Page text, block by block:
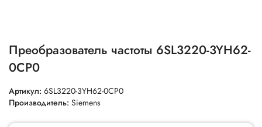
Преобразователь частоты 6SL3220-3YH62-
0CP0
Артикул: 6SL3220-3YH62-0CP0
Производитель: Siemens